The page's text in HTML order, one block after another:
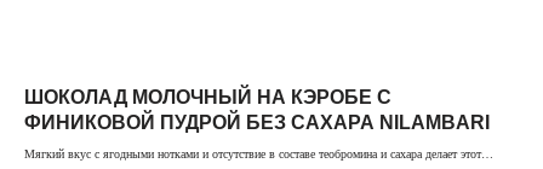
ШОКОЛАД МОЛОЧНЫЙ НА КЭРОБЕ С
ФИНИКОВОЙ ПУДРОЙ БЕЗ САХАРА NILAMBARI
Мягкий вкус с ягодными нотками и отсутствие в составе теобромина и сахара делает этот
Карамели
Пасты